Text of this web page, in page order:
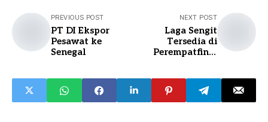
PREVIOUS POST
PT DI Ekspor
Pesawat ke
Senegal
NEXT POST
Laga Sengit
Tersedia di
Perempatfinal